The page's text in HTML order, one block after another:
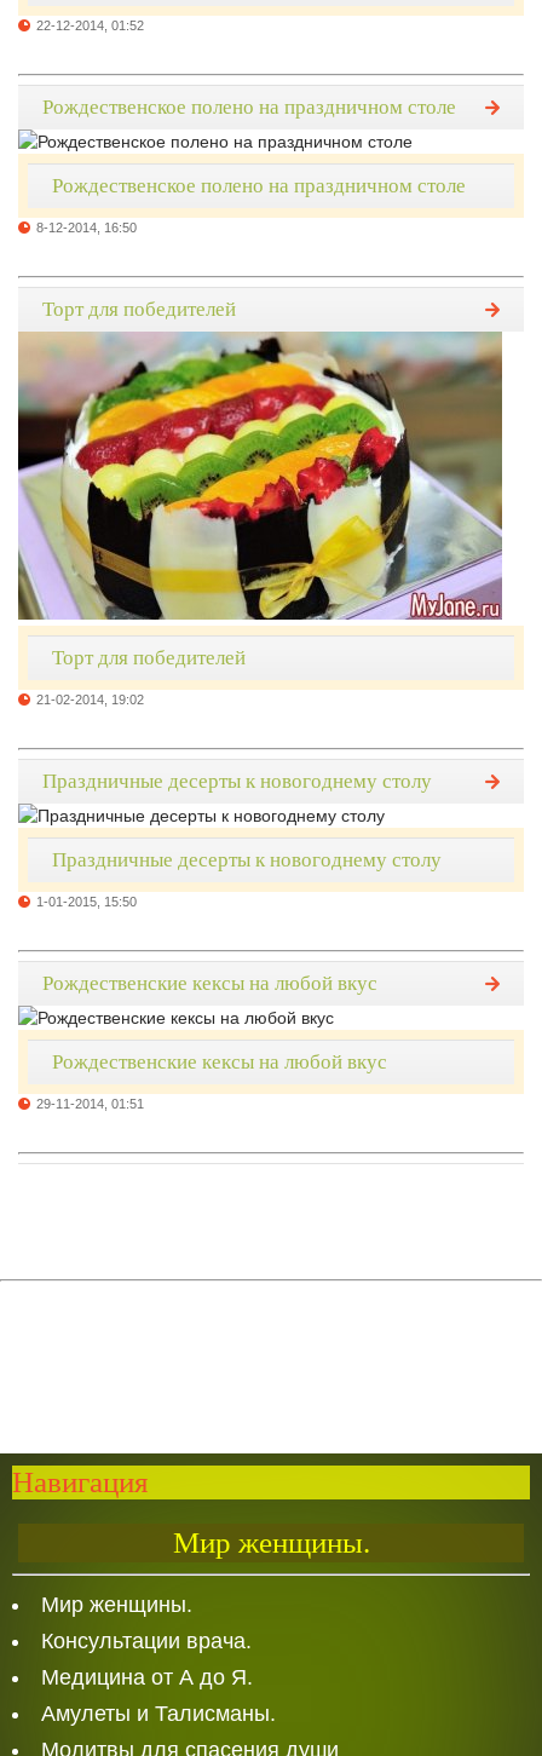
22-12-2014, 01:52
Рождественское полено на праздничном столе
Рождественское полено на праздничном столе
8-12-2014, 16:50
Торт для победителей
Торт для победителей
21-02-2014, 19:02
Праздничные десерты к новогоднему столу
Праздничные десерты к новогоднему столу
1-01-2015, 15:50
Рождественские кексы на любой вкус
Рождественские кексы на любой вкус
29-11-2014, 01:51
Навигация
Мир женщины.
Мир женщины.
Консультации врача.
Медицина от А до Я.
Амулеты и Талисманы.
Молитвы для спасения души